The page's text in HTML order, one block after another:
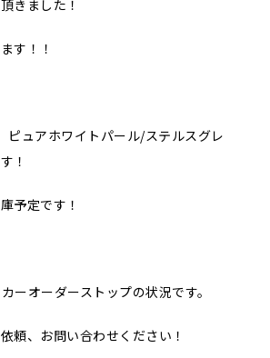
きました！
す！！
ュアホワイトパール/ステルスグレ
！
予定です！
ーオーダーストップの状況です。
頼、お問い合わせください！